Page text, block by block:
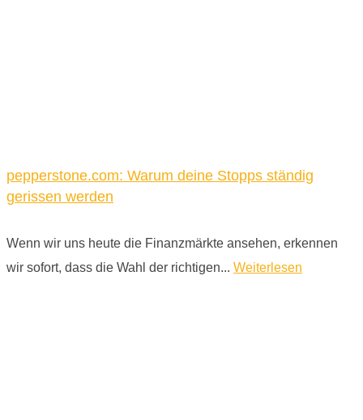
pepperstone.com: Warum deine Stopps ständig
gerissen werden
Wenn wir uns heute die Finanzmärkte ansehen, erkennen
wir sofort, dass die Wahl der richtigen... Weiterlesen